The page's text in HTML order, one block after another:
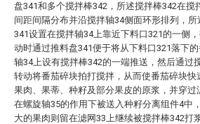
盘341和多个搅拌棒342，所述搅拌棒342在搅
间距间隔分布并沿搅拌轴34侧面环形排列，所
341设置在搅拌轴34上靠近下料口321的一侧
动时通过推料盘341便于将从下料口321落下
轴34上设有搅拌棒342的一端推送，然后通过
转动将番茄碎块拍打搅拌，从而使番茄碎块快
果肉、果蒂、种籽及部分果皮的原浆，并穿过
在螺旋轴35的作用下被送入种籽分离组件4中
大的果肉则留在滤网33上继续被搅拌棒342打